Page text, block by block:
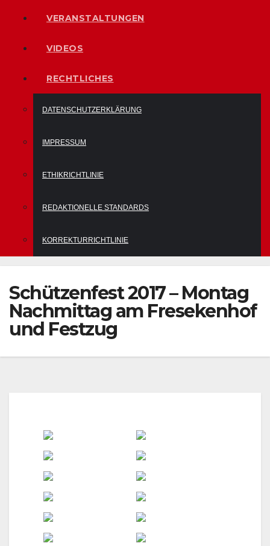
VERANSTALTUNGEN
VIDEOS
RECHTLICHES
DATENSCHUTZERKLÄRUNG
IMPRESSUM
ETHIKRICHTLINIE
REDAKTIONELLE STANDARDS
KORREKTURRICHTLINIE
Schützenfest 2017 – Montag
Nachmittag am Fresekenhof
und Festzug